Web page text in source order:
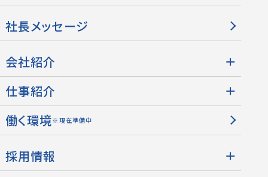
社長メッセージ
会社紹介
仕事紹介
働く環境※現在準備中
採用情報